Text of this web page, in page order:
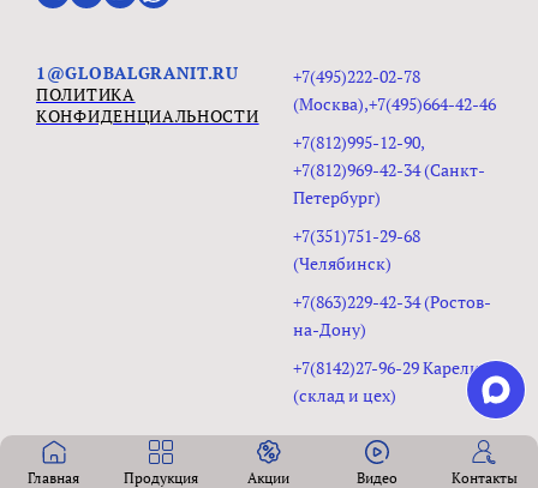
Главная Продукция Акции Видео Контакты
1@GLOBALGRANIT.RU
ПОЛИТИКА
КОНФИДЕНЦИАЛЬНОСТИ
+7(495)222-02-78
(Москва),+7(495)664-42-46
+7(812)995-12-90,
+7(812)969-42-34 (Санкт-
Петербург)
+7(351)751-29-68
(Челябинск)
+7(863)229-42-34 (Ростов-
на-Дону)
+7(8142)27-96-29 Карелия
(склад и цех)